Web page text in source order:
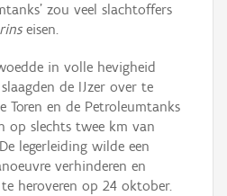
zou veel slachtoffers
eisen.
in volle hevigheid
de IJzer over te
Toren en de Petroleumtanks
op slechts twee km van
legerleiding wilde een
verhinderen en
heroveren op 24 oktober.